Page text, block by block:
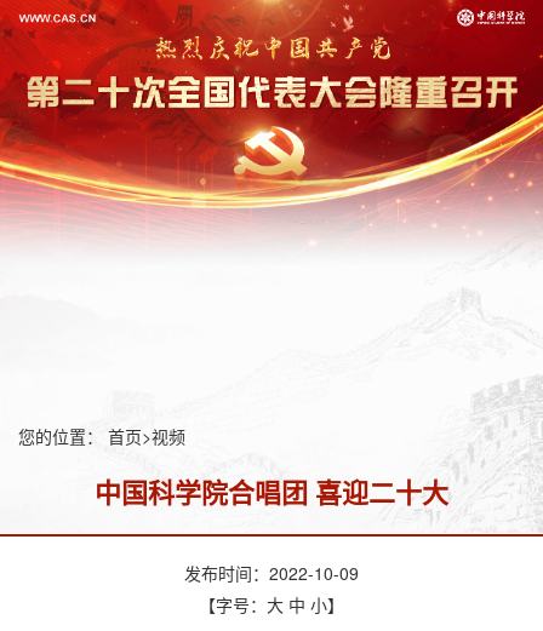
您的位置： 首页>视频
中国科学院合唱团 喜迎二十大
发布时间：2022-10-09
【字号： 大 中 小】